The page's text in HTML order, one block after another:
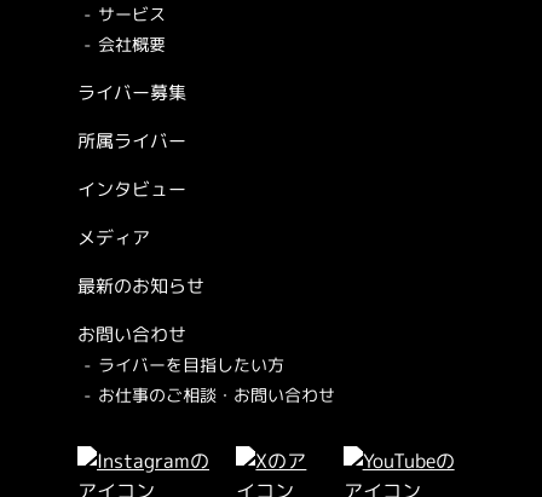
サービス
会社概要
ライバー募集
所属ライバー
インタビュー
メディア
最新のお知らせ
お問い合わせ
ライバーを目指したい方
お仕事のご相談・お問い合わせ